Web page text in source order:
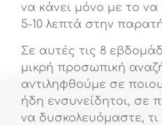
να κάνει μόνο με το
5-10 λεπτά στην
Σε αυτές τις 8
μικρή προσωπική
αντιληφθούμε σε
ήδη ενσυνείδητοι, σε
να δυσκολευόμαστε, τι